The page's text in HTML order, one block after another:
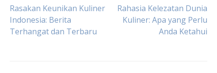
Post
navigation
Rasakan Keunikan Kuliner
Indonesia: Berita
Terhangat dan Terbaru
Rahasia Kelezatan Dunia
Kuliner: Apa yang Perlu
Anda Ketahui